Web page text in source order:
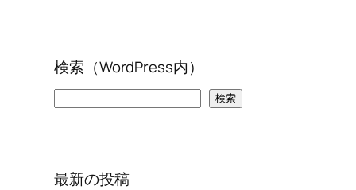
検索（WordPress内）
検索
最新の投稿